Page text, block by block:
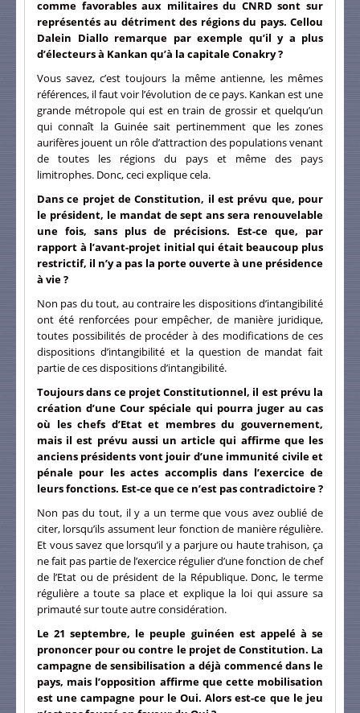
comme favorables aux militaires du CNRD sont sur
représentés au détriment des régions du pays. Cellou
Dalein Diallo remarque par exemple qu’il y a plus
d’électeurs à Kankan qu’à la capitale Conakry ?
Vous savez, c’est toujours la même antienne, les mêmes
références, il faut voir l’évolution de ce pays. Kankan est une
grande métropole qui est en train de grossir et quelqu’un
qui connaît la Guinée sait pertinemment que les zones
aurifères jouent un rôle d’attraction des populations venant
de toutes les régions du pays et même des pays
limitrophes. Donc, ceci explique cela.
Dans ce projet de Constitution, il est prévu que, pour
le président, le mandat de sept ans sera renouvelable
une fois, sans plus de précisions. Est-ce que, par
rapport à l’avant-projet initial qui était beaucoup plus
restrictif, il n’y a pas la porte ouverte à une présidence
à vie ?
Non pas du tout, au contraire les dispositions d’intangibilité
ont été renforcées pour empêcher, de manière juridique,
toutes possibilités de procéder à des modifications de ces
dispositions d’intangibilité et la question de mandat fait
partie de ces dispositions d’intangibilité.
Toujours dans ce projet Constitutionnel, il est prévu la
création d’une Cour spéciale qui pourra juger au cas
où les chefs d’Etat et membres du gouvernement,
mais il est prévu aussi un article qui affirme que les
anciens présidents vont jouir d’une immunité civile et
pénale pour les actes accomplis dans l’exercice de
leurs fonctions. Est-ce que ce n’est pas contradictoire ?
Non pas du tout, il y a un terme que vous avez oublié de
citer, lorsqu’ils assument leur fonction de manière régulière.
Et vous savez que lorsqu’il y a parjure ou haute trahison, ça
ne fait pas partie de l’exercice régulier d’une fonction de chef
de l’Etat ou de président de la République. Donc, le terme
régulière a toute sa place et explique la loi qui assure sa
primauté sur toute autre considération.
Le 21 septembre, le peuple guinéen est appelé à se
prononcer pour ou contre le projet de Constitution. La
campagne de sensibilisation a déjà commencé dans le
pays, mais l’opposition affirme que cette mobilisation
est une campagne pour le Oui. Alors est-ce que le jeu